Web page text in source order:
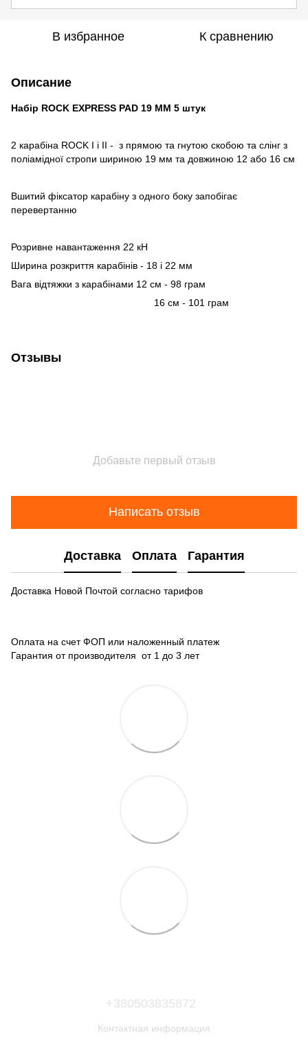
В избранное К сравнению
Описание
Набір ROCK EXPRESS PAD 19 MM 5 штук
2 карабіна ROCK I і II - з прямою та гнутою скобою та слінг з
поліамідної стропи шириною 19 мм та довжиною 12 або 16 см
Вшитий фіксатор карабіну з одного боку запобігає
перевертанню
Розривне навантаження 22 кН
Ширина розкриття карабінів - 18 і 22 мм
Вага відтяжки з карабінами 12 см - 98 грам
16 см - 101 грам
Отзывы
Добавьте первый отзыв
Написать отзыв
Доставка Оплата Гарантия
Доставка Новой Почтой согласно тарифов
Оплата на счет ФОП или наложенный платеж
Гарантия от производителя от 1 до 3 лет
+380503835872
Контактная информация